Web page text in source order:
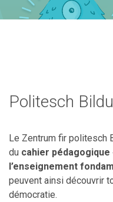
Politesch
Le Zentrum fir politesch
du cahier pédagogique
l’enseignement
peuvent ainsi découvrir
démocratie.